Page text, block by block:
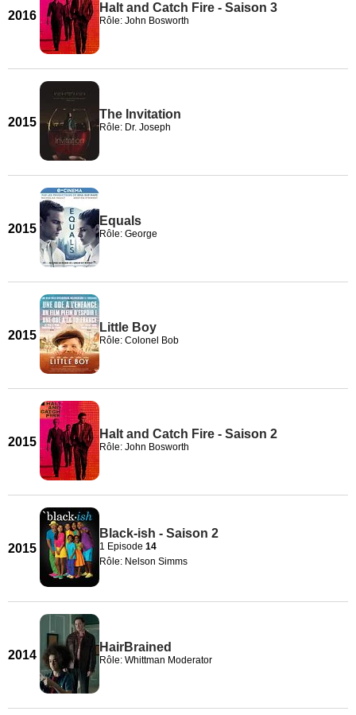
2016
Halt and Catch Fire - Saison 3
Rôle: John Bosworth
2015
The Invitation
Rôle: Dr. Joseph
2015
Equals
Rôle: George
2015
Little Boy
Rôle: Colonel Bob
2015
Halt and Catch Fire - Saison 2
Rôle: John Bosworth
2015
Black-ish - Saison 2
1 Episode 14
Rôle: Nelson Simms
2014
HairBrained
Rôle: Whittman Moderator